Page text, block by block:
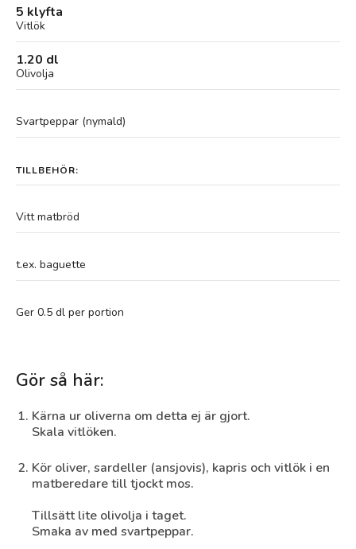
5 klyfta
Vitlök
1.20 dl
Olivolja
Svartpeppar (nymald)
TILLBEHÖR:
Vitt matbröd
t.ex. baguette
Ger 0.5 dl per portion
Gör så här:
Kärna ur oliverna om detta ej är gjort.
Skala vitlöken.
Kör oliver, sardeller (ansjovis), kapris och vitlök i en
matberedare till tjockt mos.
Tillsätt lite olivolja i taget.
Smaka av med svartpeppar.